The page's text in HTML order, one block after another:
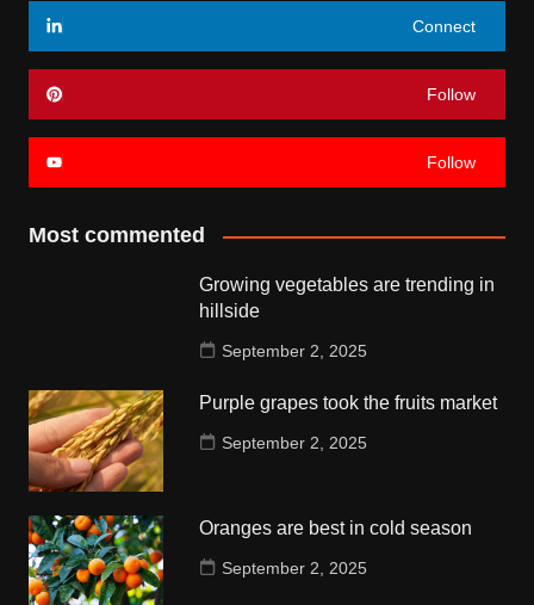
Connect
Follow
Follow
Most commented
Growing vegetables are trending in
hillside
September 2, 2025
Purple grapes took the fruits market
September 2, 2025
Oranges are best in cold season
September 2, 2025